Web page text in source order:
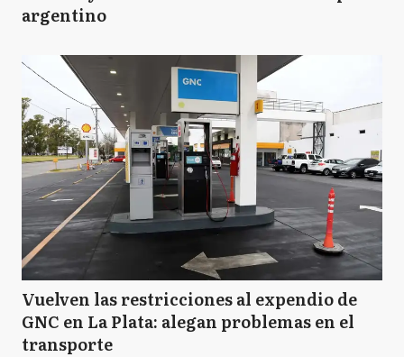
argentino
Vuelven las restricciones al expendio de
GNC en La Plata: alegan problemas en el
transporte